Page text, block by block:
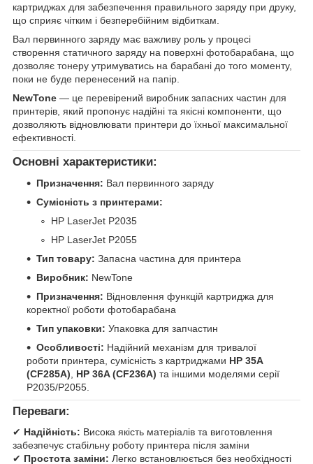
картриджах для забезпечення правильного заряду при друку,
що сприяє чітким і безперебійним відбиткам.
Вал первинного заряду має важливу роль у процесі
створення статичного заряду на поверхні фотобарабана, що
дозволяє тонеру утримуватись на барабані до того моменту,
поки не буде перенесений на папір.
NewTone — це перевірений виробник запасних частин для
принтерів, який пропонує надійні та якісні компоненти, що
дозволяють відновлювати принтери до їхньої максимальної
ефективності.
Основні характеристики:
Призначення: Вал первинного заряду
Сумісність з принтерами:
HP LaserJet P2035
HP LaserJet P2055
Тип товару: Запасна частина для принтера
Виробник: NewTone
Призначення: Відновлення функцій картриджа для
коректної роботи фотобарабана
Тип упаковки: Упаковка для запчастин
Особливості: Надійний механізм для тривалої
роботи принтера, сумісність з картриджами HP 35A
(CF285A)
HP 36A (CF236A) та іншими моделями серії
P2035/P2055.
Переваги:
✔ Надійність: Висока якість матеріалів та виготовлення
забезпечує стабільну роботу принтера після заміни
✔ Простота заміни: Легко встановлюється без необхідності